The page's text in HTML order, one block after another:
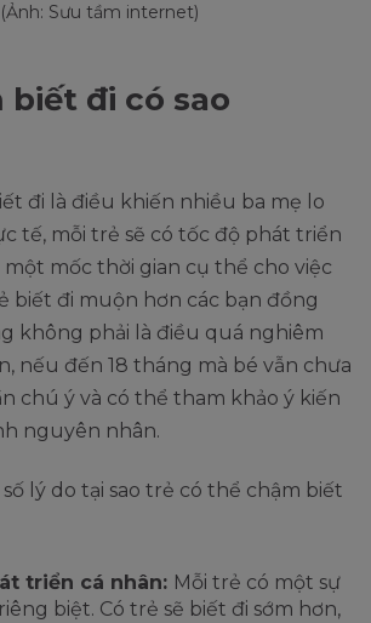
(Ảnh: Sưu tầm internet)
biết đi có sao
đi là điều khiến nhiều ba mẹ lo
tế, mỗi trẻ sẽ có tốc độ phát triển
một mốc thời gian cụ thể cho việc
biết đi muộn hơn các bạn đồng
không phải là điều quá nghiêm
nếu đến 18 tháng mà bé vẫn chưa
chú ý và có thể tham khảo ý kiến
nguyên nhân.
lý do tại sao trẻ có thể chậm biết
triển cá nhân: Mỗi trẻ có một sự
biệt. Có trẻ sẽ biết đi sớm hơn,